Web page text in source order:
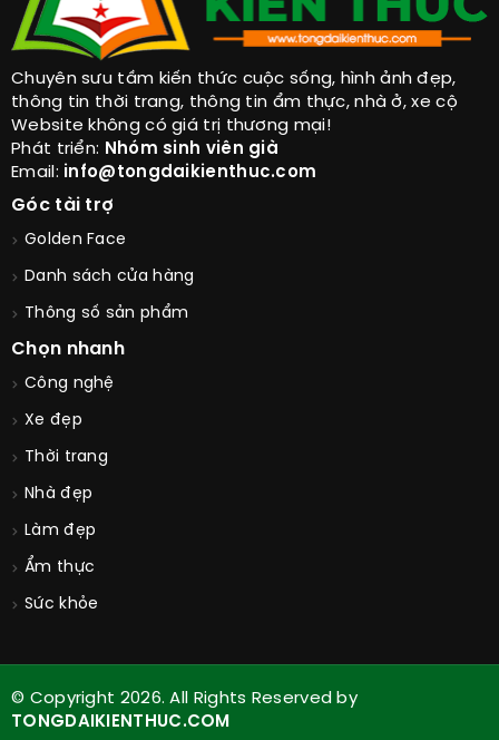
Chuyên sưu tầm kiến thức cuộc sống, hình ảnh đẹp,
thông tin thời trang, thông tin ẩm thực, nhà ở, xe cộ
Website không có giá trị thương mại!
Phát triển: Nhóm sinh viên già
Email: info@tongdaikienthuc.com
Góc tài trợ
Golden Face
Danh sách cửa hàng
Thông số sản phẩm
Chọn nhanh
Công nghệ
Xe đẹp
Thời trang
Nhà đẹp
Làm đẹp
Ẩm thực
Sức khỏe
© Copyright 2026. All Rights Reserved by
TONGDAIKIENTHUC.COM